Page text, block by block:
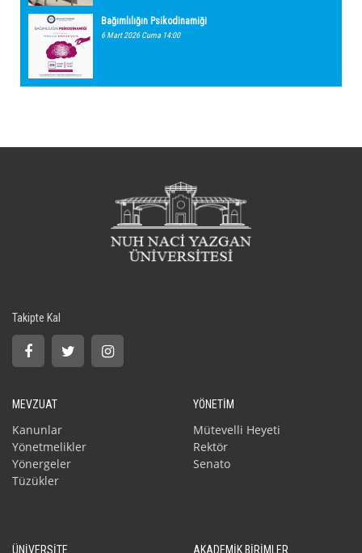
Bağımlılığın Psikodinamiği
6 Mart 2026 Cuma 14:00
Takipte Kal
MEVZUAT
Kanunlar
Yönetmelikler
Yönergeler
Tüzükler
YÖNETİM
Mütevelli Heyeti
Rektör
Senato
ÜNİVERSİTE AKADEMİK BİRİMLER